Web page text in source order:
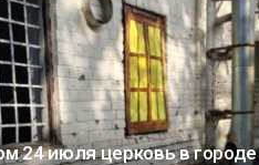
24 июля церковь в городе